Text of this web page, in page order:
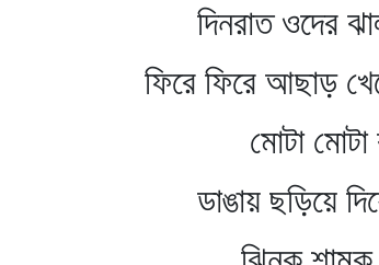
দিনরাত ওদের
ফিরে ফিরে আছাড়
মোটা মোটা
ডাঙায় ছড়িয়ে